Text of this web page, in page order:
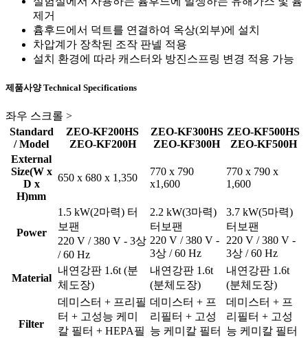
제거
흄후드에서 덕트를 연결하여 옥상(외부)에 설치
차압계가 장착된 조작 판넬 적용
설치 환경에 따라 캐스터와 방진스프링 변경 적용 가능
제품사양 Technical Specifications
좌우 스크롤 >
Standard
/ Model
ZEO-KF200HS
ZEO-KF200H
ZEO-KF300HS
ZEO-KF300H
ZEO-KF500HS
ZEO-KF500H
External
Size(W x
D x
H)mm
650 x 680 x 1,350
770 x 790
x1,600
770 x 790 x
1,600
Power
1.5 kW(2마력) 터
보팬
220 V / 380 V - 3상
/ 60 Hz
2.2 kW(3마력)
터보팬
220 V / 380 V -
3상 / 60 Hz
3.7 kW(5마력)
터보팬
220 V / 380 V -
3상 / 60 Hz
Material
내연강판 1.6t (분
체도장)
내연강판 1.6t
(분체도장)
내연강판 1.6t
(분체도장)
Filter
데미스터 + 프리필
터 + 고성능 케미
칼 필터 + HEPA필
데미스터 + 프
리필터 + 고성
능 케미칼 필터
데미스터 + 프
리필터 + 고성
능 케미칼 필터